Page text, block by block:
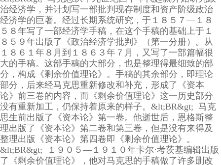
治经济学，并计划写一部批判现存制度和资产阶级政治
经济学的巨著。经过长期系统研究，于１８５７—１８
５８年写了一部经济学手稿，在这个手稿的基础上于１
８５９年出版了《政治经济学批判》（第一分册）。从
１８６１年８月到１８６３年７月，又写了一部篇幅很
大的手稿。这部手稿的大部分，也是整理得最细致的部
分，构成《剩余价值理论》。手稿的其余部分，即理论
部分，后来经马克思重新修改和补充，形成了《资本
论》前三卷的内容，而《剩余价值理论》这一历史部分
没有重新加工，仍保持着原来的样子。&lt;BR&gt; 马克
思生前出版了《资本论》第一卷。他逝世后，恩格斯整
理出版了《资本论》第二卷和第三卷，但是没有来得及
整理出版《资本论》第四卷即《剩余价值理论》。
&lt;BR&gt; １９０５—１９１０年卡尔·考茨基编辑出版
了《剩余价值理论》，他对马克思的手稿做了许多删改